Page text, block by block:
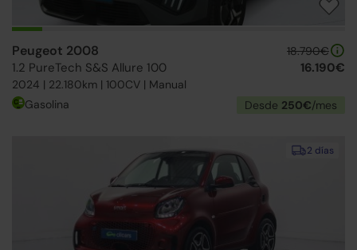
Peugeot 2008
1.2 PureTech S&S Allure 100
2024 | 22.180km | 100CV | Manual
18.790€
16.190€
Gasolina Desde 250€/mes
2 días